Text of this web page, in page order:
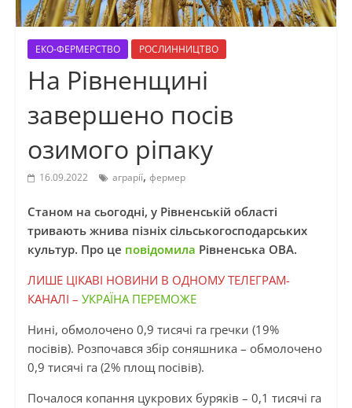
ЕКО-ФЕРМЕРСТВО РОСЛИННИЦТВО
На Рівненщині
завершено посів
озимого ріпаку
16.09.2022 аграрії, фермер
Станом на сьогодні, у Рівненській області
тривають жнива пізніх сільськогосподарських
культур. Про це повідомила Рівненська ОВА.
ЛИШЕ ЦІКАВІ НОВИНИ В ОДНОМУ ТЕЛЕГРАМ-
КАНАЛІ – УКРАЇНА ПЕРЕМОЖЕ
Нині, обмолочено 0,9 тисячі га гречки (19%
посівів). Розпочався збір соняшника – обмолочено
0,9 тисячі га (2% площ посівів).
Почалося копання цукрових буряків – 0,1 тисячі га